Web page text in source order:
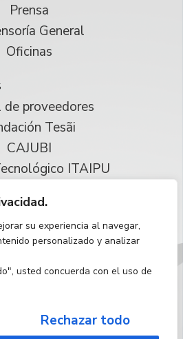
su experiencia al navegar,
personalizado y analizar
usted concuerda con el uso de
Rechazar todo
Prensa
General
Oficinas
proveedores
Tesãi
CAJUBI
ITAIPU
todos los derechos